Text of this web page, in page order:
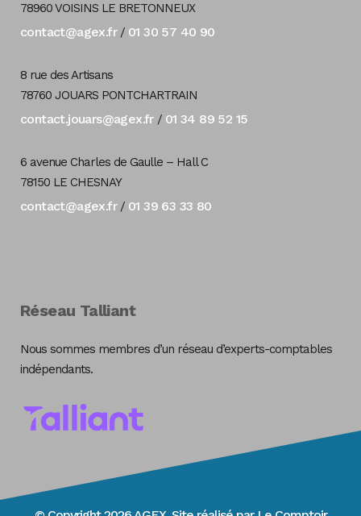
78960 VOISINS LE BRETONNEUX
contact@agex.fr/ 01 30 57 40 90
8 rue des Artisans
78760 JOUARS PONTCHARTRAIN
contact.jouars@agex.fr/ 01 34 89 52 15
6 avenue Charles de Gaulle – Hall C
78150 LE CHESNAY
contact@agex.fr/ 01 39 63 33 80
Réseau Talliant
Nous sommes membres d’un réseau d’experts-comptables
indépendants.